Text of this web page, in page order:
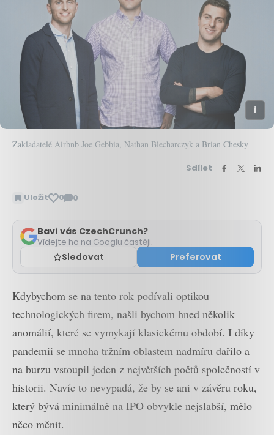
Zakladatelé Airbnb Joe Gebbia, Nathan Blecharczyk a Brian Chesky
Sdílet
Uložit 0 0
Zobrazit
Baví vás CzechCrunch?
Vídejte ho na Googlu častěji.
Sledovat Preferovat
Kdybychom se na tento rok podívali optikou
technologických firem, našli bychom hned několik
anomálií, které se vymykají klasickému období. I díky
pandemii se mnoha tržním oblastem nadmíru dařilo a
na burzu vstoupil jeden z největších počtů společností v
historii. Navíc to nevypadá, že by se ani v závěru roku,
který bývá minimálně na IPO obvykle nejslabší, mělo
něco měnit.